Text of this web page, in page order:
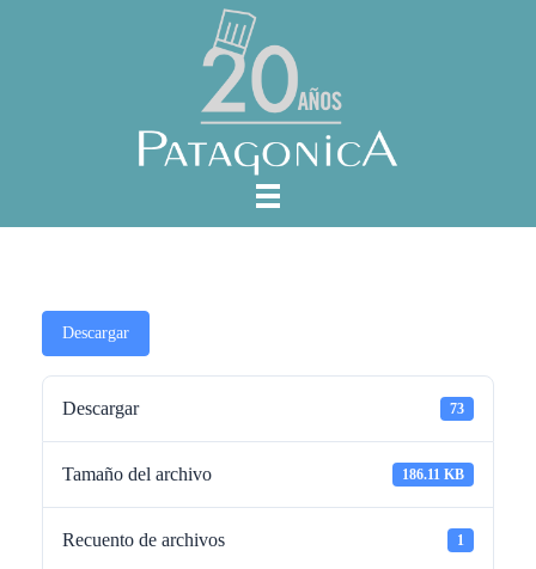
Descargar
Descargar 73
Tamaño del archivo 186.11 KB
Recuento de archivos 1